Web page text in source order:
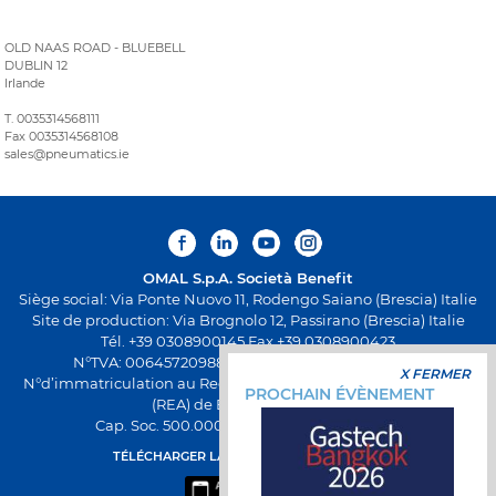
OLD NAAS ROAD - BLUEBELL
DUBLIN 12
Irlande
T. 0035314568111
Fax 0035314568108
sales@pneumatics.ie
OMAL S.p.A. Società Benefit
Siège social: Via Ponte Nuovo 11, Rodengo Saiano (Brescia) Italie
Site de production: Via Brognolo 12, Passirano (Brescia) Italie
Tél. +39 0308900145 Fax +39 0308900423
N°TVA: 00645720988 - Fiscal Code: 01661640175 -
N°d’immatriculation au Registre Économique et Administratif
(REA) de Brescia BS-258271
Cap. Soc. 500.000,00€ entièrement versés
TÉLÉCHARGER LA NOUVELLE APPLI OMAL
X FERMER
PROCHAIN ÉVÈNEMENT